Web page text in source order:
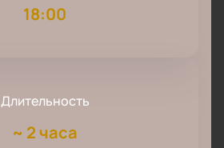
18:00
Длительность
~ 2 часа